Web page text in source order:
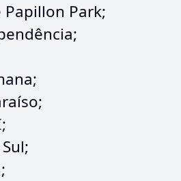
Papillon Park;